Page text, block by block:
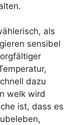
als
sensibel
dazu
welk wird
ist, dass es